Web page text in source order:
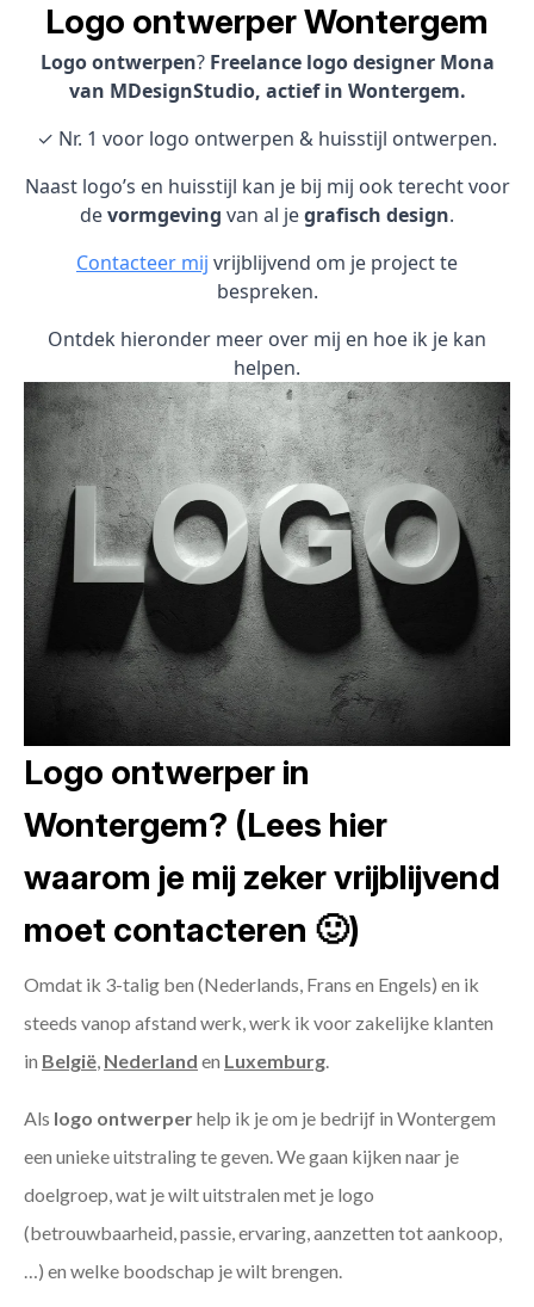
Logo ontwerper Wontergem
Logo ontwerpen? Freelance logo designer Mona
van MDesignStudio, actief in Wontergem.
✓ Nr. 1 voor logo ontwerpen & huisstijl ontwerpen.
Naast logo’s en huisstijl kan je bij mij ook terecht voor
devormgeving van al jegrafisch design.
Contacteer mij vrijblijvend om je project te
bespreken.
Ontdek hieronder meer over mij en hoe ik je kan
helpen.
Logo ontwerper in
Wontergem? (Lees hier
waarom je mij zeker vrijblijvend
moet contacteren 🙂)
Omdat ik 3-talig ben (Nederlands, Frans en Engels) en ik
steeds vanop afstand werk, werk ik voor zakelijke klanten
in België, Nederland en Luxemburg.
Als logo ontwerperhelp ik je om je bedrijf in Wontergem
een unieke uitstraling te geven. We gaan kijken naar je
doelgroep, wat je wilt uitstralen met je logo
(betrouwbaarheid, passie, ervaring, aanzetten tot aankoop,
…) en welke boodschap je wilt brengen.